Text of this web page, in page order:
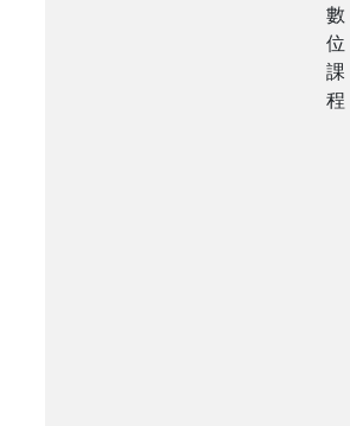
數
位
課
程